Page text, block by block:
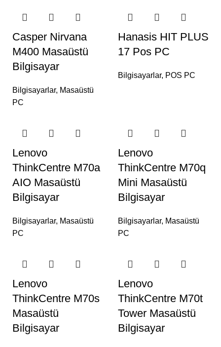
Casper Nirvana
M400 Masaüstü
Bilgisayar
Bilgisayarlar, Masaüstü
PC
Hanasis HIT PLUS
17 Pos PC
Bilgisayarlar, POS PC
Lenovo
ThinkCentre M70a
AIO Masaüstü
Bilgisayar
Bilgisayarlar, Masaüstü
PC
Lenovo
ThinkCentre M70q
Mini Masaüstü
Bilgisayar
Bilgisayarlar, Masaüstü
PC
Lenovo
ThinkCentre M70s
Masaüstü
Bilgisayar
Lenovo
ThinkCentre M70t
Tower Masaüstü
Bilgisayar